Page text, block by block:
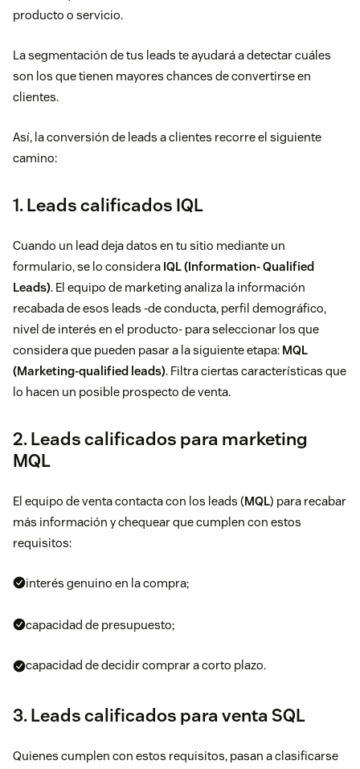
producto o servicio.
La segmentación de tus leads te ayudará a detectar cuáles
son los que tienen mayores chances de convertirse en
clientes.
Así, la conversión de leads a clientes recorre el siguiente
camino:
1. Leads calificados IQL
Cuando un lead deja datos en tu sitio mediante un
formulario, se lo considera IQL (Information- Qualified
Leads). El equipo de marketing analiza la información
recabada de esos leads -de conducta, perfil demográfico,
nivel de interés en el producto- para seleccionar los que
considera que pueden pasar a la siguiente etapa: MQL
(Marketing-qualified leads). Filtra ciertas características que
lo hacen un posible prospecto de venta.
2. Leads calificados para marketing
MQL
El equipo de venta contacta con los leads (MQL) para recabar
más información y chequear que cumplen con estos
requisitos:
interés genuino en la compra;
capacidad de presupuesto;
capacidad de decidir comprar a corto plazo.
3. Leads calificados para venta SQL
Quienes cumplen con estos requisitos, pasan a clasificarse